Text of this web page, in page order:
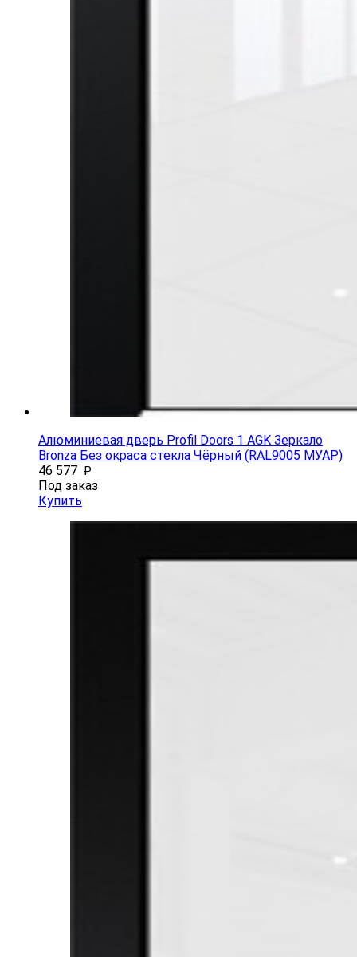
Алюминиевая дверь Profil Doors 1 AGK Зеркало
Bronza Без окраса стекла Чёрный (RAL9005 МУАР)
46 577 ₽
Под заказ
Купить